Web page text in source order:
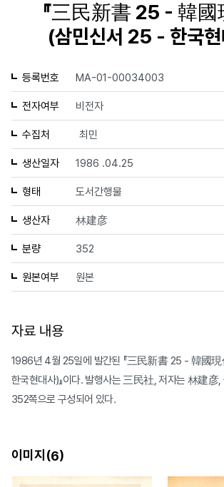
『三民新書 25 - 韓國
(삼민신서 25 - 한국현
등록번호 MA-01-00034003
전자여부 비전자
수집처 최민
생산일자 1986 .04.25
형태 도서간행물
생산자 林建彦
분량 352
원본여부 원본
자료 내용
1986년 4월 25일에 발간된 『三民新書 25 - 韓國
한국현대사)』이다. 발행사는 三民社, 저자는 林建彦,
352쪽으로 구성되어 있다.
이미지(6)